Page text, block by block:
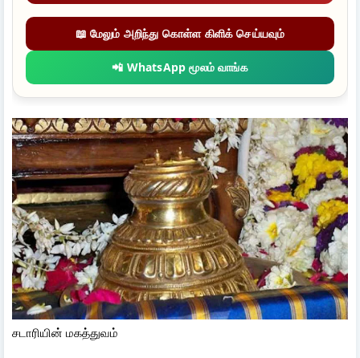
📖 மேலும் அறிந்து கொள்ள கிளிக் செய்யவும்
📲 WhatsApp மூலம் வாங்க
சடாரியின் மகத்துவம்